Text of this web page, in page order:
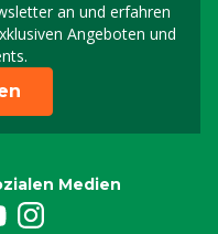
an und erfahren
Angeboten und
Sie sich für
Medien